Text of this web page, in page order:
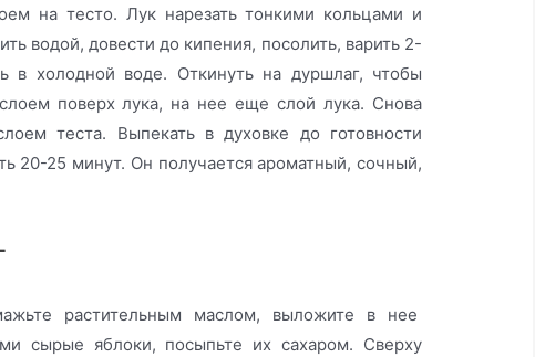
на тесто. Лук нарезать тонкими кольцами и
водой, довести до кипения, посолить, варить 2-
холодной воде. Откинуть на дуршлаг, чтобы
поверх лука, на нее еще слой лука. Снова
теста. Выпекать в духовке до готовности
20-25 минут. Он получается ароматный, сочный,
растительным маслом, выложите в нее
сырые яблоки, посыпьте их сахаром. Сверху